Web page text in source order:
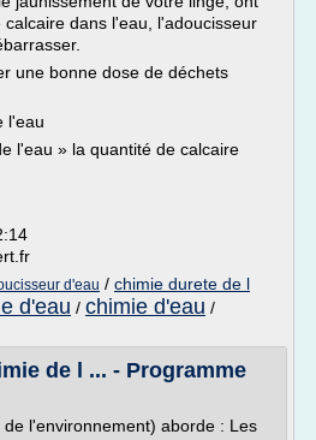
dans l'eau, l'adoucisseur
une bonne dose de déchets
l'eau
l'eau » la quantité de calcaire
d'eau / chimie durete de l
d'eau / chimie d'eau /
de l ... - Programme
l'environnement) aborde : Les